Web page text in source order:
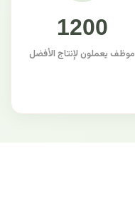
1200
موظف يعملون لإنتاج الأفضل